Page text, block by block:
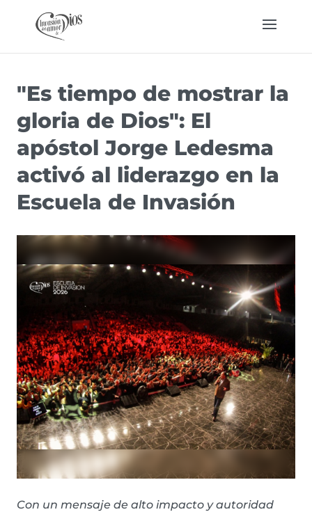
"Es tiempo de mostrar la
gloria de Dios": El
apóstol Jorge Ledesma
activó al liderazgo en la
Escuela de Invasión
Con un mensaje de alto impacto y autoridad